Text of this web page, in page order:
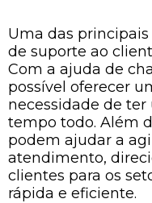
Uma das
de suporte ao
Com a ajuda de
possível oferecer
necessidade de
tempo todo. Além
podem ajudar a
atendimento,
clientes para os
rápida e eficiente.